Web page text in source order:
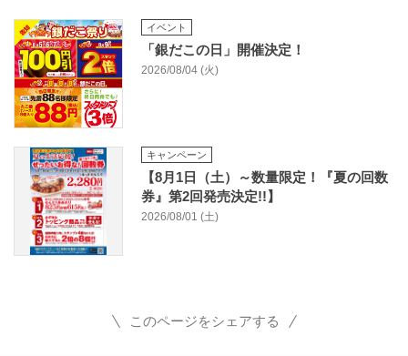
イベント
「銀だこの日」開催決定！
2026/08/04 (火)
キャンペーン
【8月1日（土）～数量限定！『夏の回数
券』第2回発売決定!!】
2026/08/01 (土)
このページをシェアする